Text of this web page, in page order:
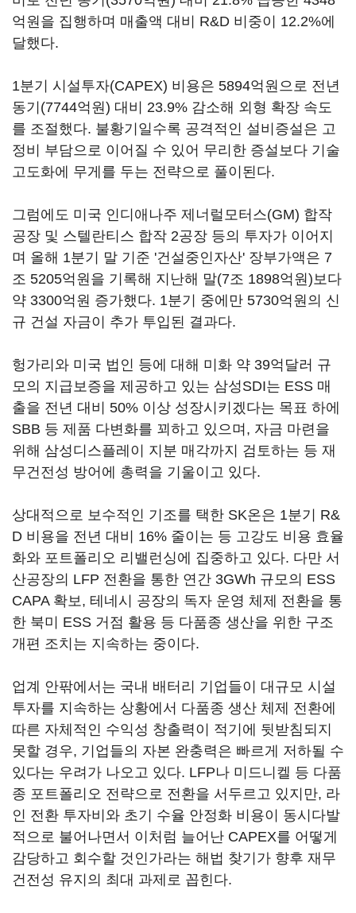
억원을 집행하며 매출액 대비 R&D 비중이 12.2%에
달했다.
1분기 시설투자(CAPEX) 비용은 5894억원으로 전년
동기(7744억원) 대비 23.9% 감소해 외형 확장 속도
를 조절했다. 불황기일수록 공격적인 설비증설은 고
정비 부담으로 이어질 수 있어 무리한 증설보다 기술
고도화에 무게를 두는 전략으로 풀이된다.
그럼에도 미국 인디애나주 제너럴모터스(GM) 합작
공장 및 스텔란티스 합작 2공장 등의 투자가 이어지
며 올해 1분기 말 기준 '건설중인자산' 장부가액은 7
조 5205억원을 기록해 지난해 말(7조 1898억원)보다
약 3300억원 증가했다. 1분기 중에만 5730억원의 신
규 건설 자금이 추가 투입된 결과다.
헝가리와 미국 법인 등에 대해 미화 약 39억달러 규
모의 지급보증을 제공하고 있는 삼성SDI는 ESS 매
출을 전년 대비 50% 이상 성장시키겠다는 목표 하에
SBB 등 제품 다변화를 꾀하고 있으며, 자금 마련을
위해 삼성디스플레이 지분 매각까지 검토하는 등 재
무건전성 방어에 총력을 기울이고 있다.
상대적으로 보수적인 기조를 택한 SK온은 1분기 R&
D 비용을 전년 대비 16% 줄이는 등 고강도 비용 효율
화와 포트폴리오 리밸런싱에 집중하고 있다. 다만 서
산공장의 LFP 전환을 통한 연간 3GWh 규모의 ESS
CAPA 확보, 테네시 공장의 독자 운영 체제 전환을 통
한 북미 ESS 거점 활용 등 다품종 생산을 위한 구조
개편 조치는 지속하는 중이다.
업계 안팎에서는 국내 배터리 기업들이 대규모 시설
투자를 지속하는 상황에서 다품종 생산 체제 전환에
따른 자체적인 수익성 창출력이 적기에 뒷받침되지
못할 경우, 기업들의 자본 완충력은 빠르게 저하될 수
있다는 우려가 나오고 있다. LFP나 미드니켈 등 다품
종 포트폴리오 전략으로 전환을 서두르고 있지만, 라
인 전환 투자비와 초기 수율 안정화 비용이 동시다발
적으로 불어나면서 이처럼 늘어난 CAPEX를 어떻게
감당하고 회수할 것인가라는 해법 찾기가 향후 재무
건전성 유지의 최대 과제로 꼽힌다.